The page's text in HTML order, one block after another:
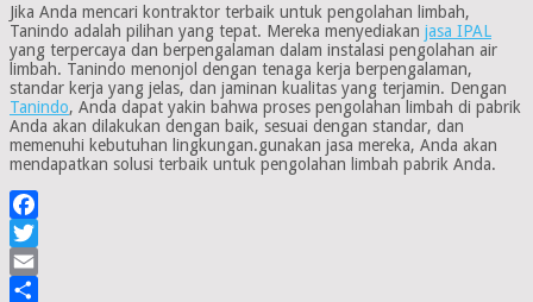
Jika Anda mencari kontraktor terbaik untuk pengolahan limbah,
Tanindo adalah pilihan yang tepat. Mereka menyediakan jasa IPAL
yang terpercaya dan berpengalaman dalam instalasi pengolahan air
limbah. Tanindo menonjol dengan tenaga kerja berpengalaman,
standar kerja yang jelas, dan jaminan kualitas yang terjamin. Dengan
Tanindo, Anda dapat yakin bahwa proses pengolahan limbah di pabrik
Anda akan dilakukan dengan baik, sesuai dengan standar, dan
memenuhi kebutuhan lingkungan.gunakan jasa mereka, Anda akan
mendapatkan solusi terbaik untuk pengolahan limbah pabrik Anda.
Facebook
Twitter
Email